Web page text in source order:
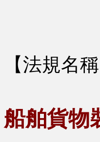
【法規名稱
船舶貨物